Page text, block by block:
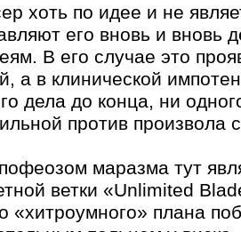
хоть по идее и не
его вновь и вновь
В его случае это
а в клинической
дела до конца, ни
против произвола
маразма тут
ветки «Unlimited
«хитроумного» плана